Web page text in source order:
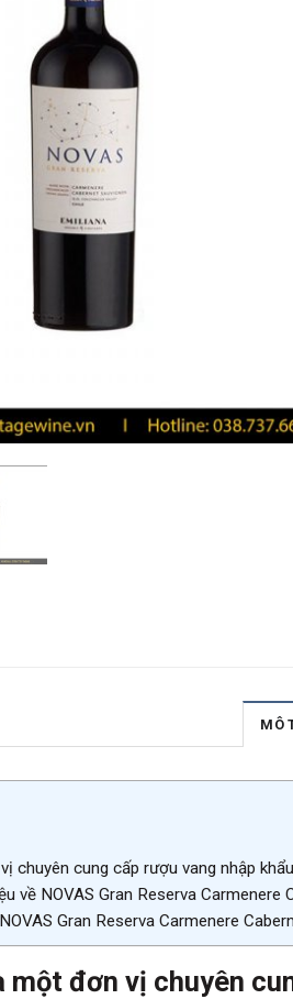
MÔ
chuyên cung cấp rượu vang nhập
về NOVAS Gran Reserva Carmenere
Gran Reserva Carmenere
một đơn vị chuyên